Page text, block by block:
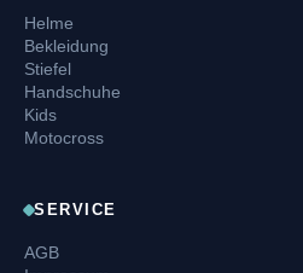
Helme
Bekleidung
Stiefel
Handschuhe
Kids
Motocross
SERVICE
AGB